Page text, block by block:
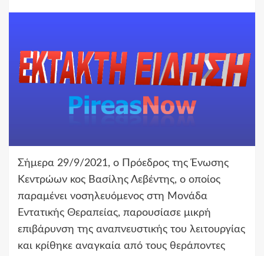
Σήμερα 29/9/2021, ο Πρόεδρος της Ένωσης
Κεντρώων κος Βασίλης Λεβέντης, ο οποίος
παραμένει νοσηλευόμενος στη Μονάδα
Εντατικής Θεραπείας, παρουσίασε μικρή
επιβάρυνση της αναπνευστικής του λειτουργίας
και κρίθηκε αναγκαία από τους θεράποντες